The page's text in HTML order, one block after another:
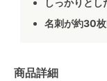
しっかりと
名刺が約30
商品詳細